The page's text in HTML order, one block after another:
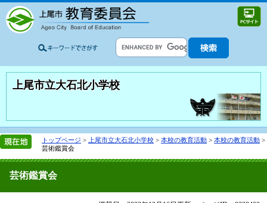
上尾市立大石北小学校
トップページ > 上尾市立大石北小学校 > 本校の教育活動 > 本校の教育活動 >
芸術鑑賞会
芸術鑑賞会